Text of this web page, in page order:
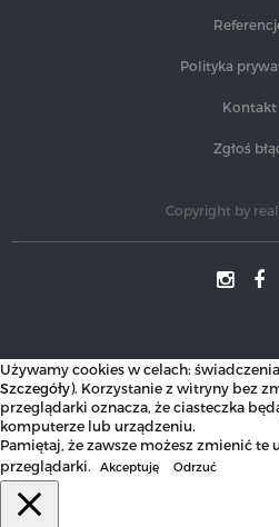
Polityka
Kontakt
Zgłoś
Copyright by
Używamy cookies w celach:
Szczegóły). Korzystanie z witryny bez
przeglądarki oznacza, że ciasteczka
komputerze lub urządzeniu.
Pamiętaj, że zawsze możesz zmienić te
przeglądarki.
Akceptuję Odrzuć